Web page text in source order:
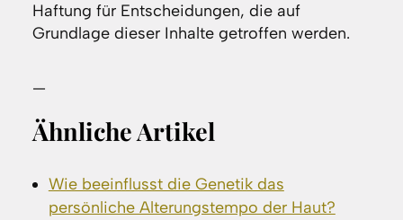
Haftung für Entscheidungen, die auf
Grundlage dieser Inhalte getroffen werden.
—
Ähnliche Artikel
Wie beeinflusst die Genetik das
persönliche Alterungstempo der Haut?